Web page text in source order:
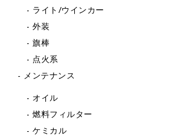
ライト/ウインカー
外装
旗棒
点火系
メンテナンス
オイル
燃料フィルター
ケミカル